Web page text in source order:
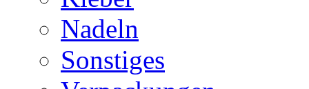
Nadeln
Sonstiges